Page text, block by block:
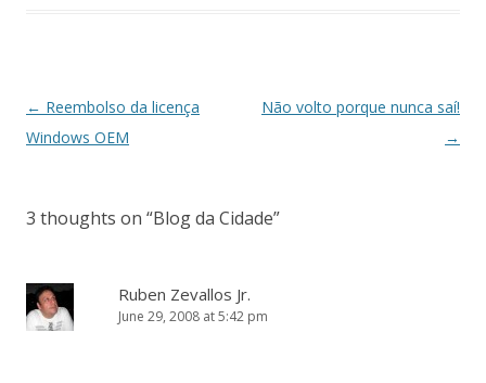
Post
navigation
← Reembolso da licença
Windows OEM
Não volto porque nunca saí!
→
3 thoughts on “Blog da Cidade”
Ruben Zevallos Jr.
June 29, 2008 at 5:42 pm